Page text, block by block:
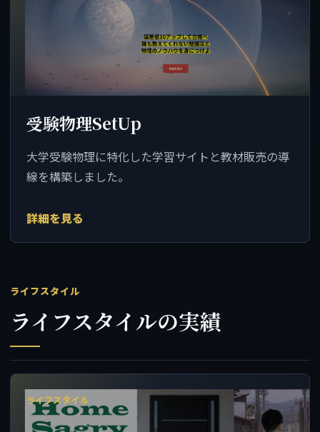
受験物理SetUp
大学受験物理に特化した学習サイトと教材販売の導
線を構築しました。
詳細を見る
ライフスタイル
ライフスタイルの実績
ライフスタイル